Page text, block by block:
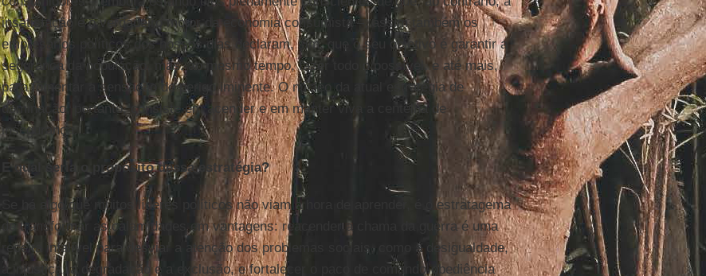
insatisfação é o verdadeiro motor da economia consumista –, assim também os
empresários políticos dos nossos dias declaram, sim, que o seu objetivo é garantir a
segurança da população, mas, ao mesmo tempo, fazer todo o possível, e até mais,
para fomentar a sensação de perigo iminente. O núcleo da atual estratégia de
dominação, portanto, consiste em acender e em manter viva a centelha de
insegurança...
E qual seria o propósito dessa estratégia?
Se há algo que muitos líderes políticos não viam a hora de aprender, é o estratagema
de transformar as calamidades em vantagens: reacender a chama da guerra é uma
receita infalível para desviar a atenção dos problemas sociais, como a desigualdade,
a injustiça, a degradação e a exclusão, e fortalecer o paco de comando-obediência